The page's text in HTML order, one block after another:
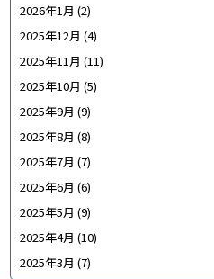
2026年1月 (2)
2025年12月 (4)
2025年11月 (11)
2025年10月 (5)
2025年9月 (9)
2025年8月 (8)
2025年7月 (7)
2025年6月 (6)
2025年5月 (9)
2025年4月 (10)
2025年3月 (7)